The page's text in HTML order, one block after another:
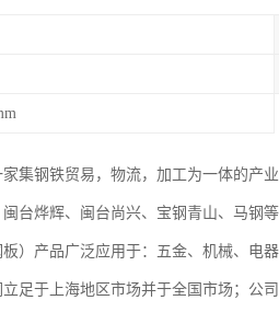
家集钢铁贸易，物流，加工为一体的产
台烨辉、闽台尚兴、宝钢青山、马钢
）产品广泛应用于：五金、机械、电
足于上海地区市场并于全国市场；公